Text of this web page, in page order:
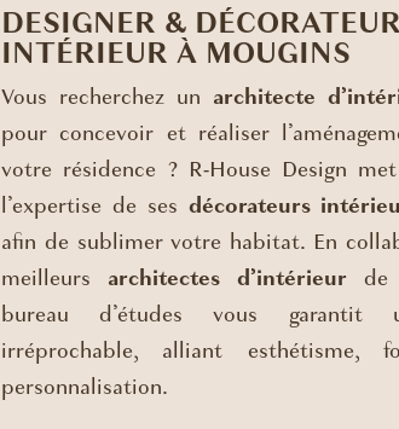
DESIGNER & DÉCORATEUR
INTÉRIEUR À MOUGINS
Vous recherchez un architecte
pour concevoir et réaliser
votre résidence ? R-House Design
l’expertise de ses décorateurs
afin de sublimer votre habitat. En
meilleurs architectes d’intérieur de
bureau d’études vous garantit
irréprochable, alliant esthétisme,
personnalisation.